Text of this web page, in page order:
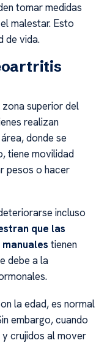
tomar medidas
malestar. Esto
de vida.
superior del
realizan
donde se
tiene movilidad
pesos o hacer
incluso
que las
tienen
debe a la
la edad, es normal
embargo, cuando
crujidos al mover